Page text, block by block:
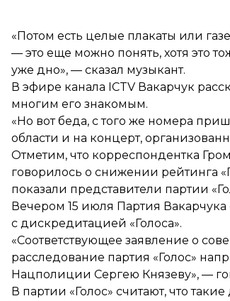
«Потом есть целые плакаты или
— это еще можно понять, хотя это
уже дно», — сказал музыкант.
В эфире канала ICTV Вакарчук
многим его знакомым.
«Но вот беда, с того же номера
области и на концерт,
Отметим, что корреспондентка
говорилось о снижении рейтинга
показали представители партии
Вечером 15 июля Партия Вакарчука
с дискредитацией «Голоса».
«Соответствующее заявление о
расследование партия «Голос»
Нацполиции Сергею Князеву», —
В партии «Голос» считают, что